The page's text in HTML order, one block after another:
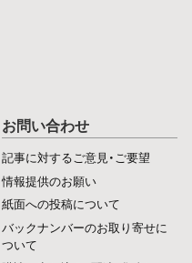
お問い合わせ
記事に対するご意見・ご要望
情報提供のお願い
紙面への投稿について
バックナンバーのお取り寄せに
ついて